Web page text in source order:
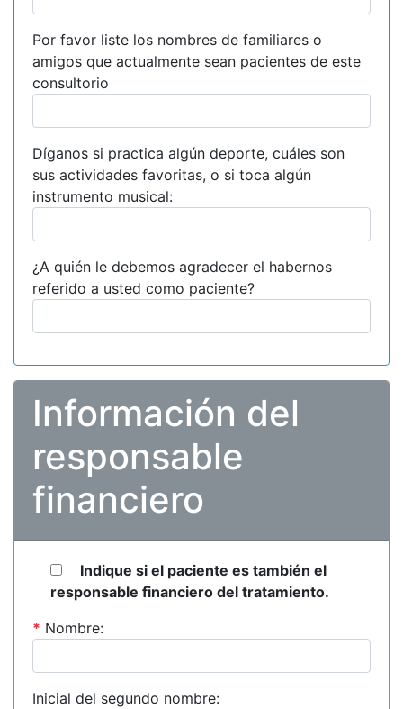
Por favor liste los nombres de familiares o
amigos que actualmente sean pacientes de este
consultorio
Díganos si practica algún deporte, cuáles son
sus actividades favoritas, o si toca algún
instrumento musical:
¿A quién le debemos agradecer el habernos
referido a usted como paciente?
Información del
responsable
financiero
Indique si el paciente es también el
responsable financiero del tratamiento.
* Nombre:
Inicial del segundo nombre: